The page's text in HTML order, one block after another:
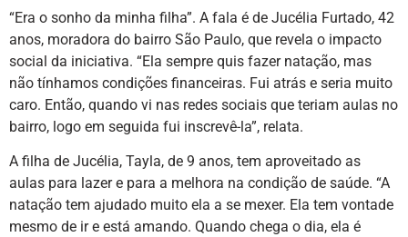
“Era o sonho da minha filha”. A fala é de Jucélia Furtado, 42
anos, moradora do bairro São Paulo, que revela o impacto
social da iniciativa. “Ela sempre quis fazer natação, mas
não tínhamos condições financeiras. Fui atrás e seria muito
caro. Então, quando vi nas redes sociais que teriam aulas no
bairro, logo em seguida fui inscrevê-la”, relata.
A filha de Jucélia, Tayla, de 9 anos, tem aproveitado as
aulas para lazer e para a melhora na condição de saúde. “A
natação tem ajudado muito ela a se mexer. Ela tem vontade
mesmo de ir e está amando. Quando chega o dia, ela é